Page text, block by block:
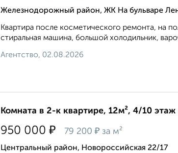
Железнодорожный район, ЖК На бульваре
Квартира после косметического ремонта, на
стиральная машина, большой холодильник,
Агентство, 02.08.2026
Комната в 2-к квартире, 12м², 4/10 этаж
950 000 ₽ 79 200 ₽ за м²
Центральный район, Новороссийская 22/17